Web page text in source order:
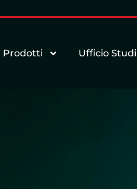
Prodotti Ufficio Studi